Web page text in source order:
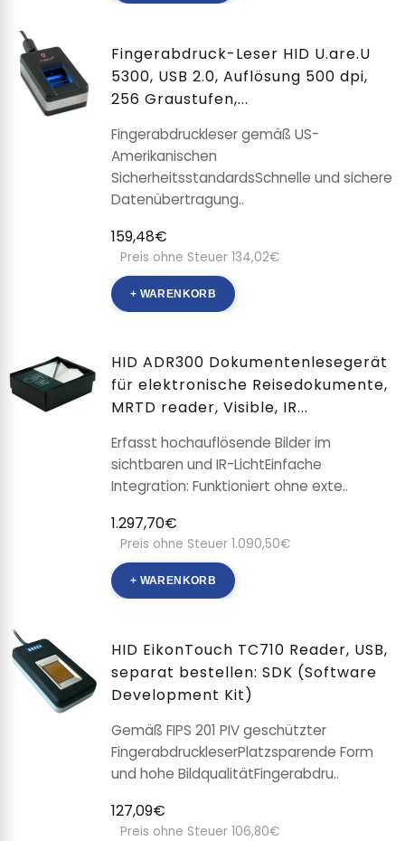
Fingerabdruck-Leser HID U.are.U
5300, USB 2.0, Auflösung 500 dpi,
256 Graustufen,...
Fingerabdruckleser gemäß US-
Amerikanischen
SicherheitsstandardsSchnelle und sichere
Datenübertragung..
159,48€
Preis ohne Steuer 134,02€
+ WARENKORB
HID ADR300 Dokumentenlesegerät
für elektronische Reisedokumente,
MRTD reader, Visible, IR...
Erfasst hochauflösende Bilder im
sichtbaren und IR-LichtEinfache
Integration: Funktioniert ohne exte..
1.297,70€
Preis ohne Steuer 1.090,50€
+ WARENKORB
HID EikonTouch TC710 Reader, USB,
separat bestellen: SDK (Software
Development Kit)
Gemäß FIPS 201 PIV geschützter
FingerabdruckleserPlatzsparende Form
und hohe BildqualitätFingerabdru..
127,09€
Preis ohne Steuer 106,80€